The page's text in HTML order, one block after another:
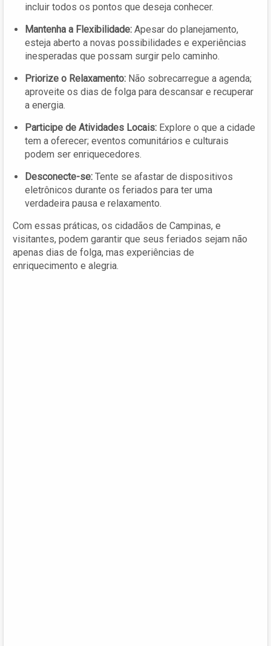
incluir todos os pontos que deseja conhecer.
Mantenha a Flexibilidade: Apesar do planejamento,
esteja aberto a novas possibilidades e experiências
inesperadas que possam surgir pelo caminho.
Priorize o Relaxamento: Não sobrecarregue a agenda;
aproveite os dias de folga para descansar e recuperar
a energia.
Participe de Atividades Locais: Explore o que a cidade
tem a oferecer; eventos comunitários e culturais
podem ser enriquecedores.
Desconecte-se: Tente se afastar de dispositivos
eletrônicos durante os feriados para ter uma
verdadeira pausa e relaxamento.
Com essas práticas, os cidadãos de Campinas, e
visitantes, podem garantir que seus feriados sejam não
apenas dias de folga, mas experiências de
enriquecimento e alegria.